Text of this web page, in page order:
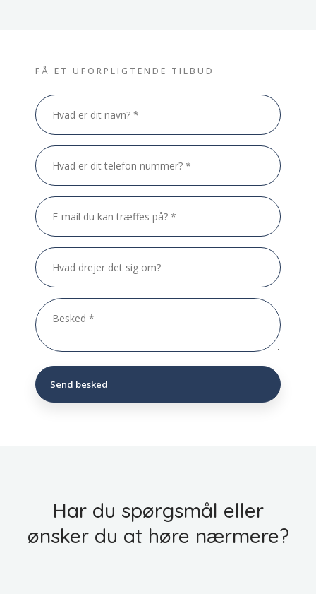
FÅ ET UFORPLIGTENDE TILBUD​
Har du spørgsmål eller
​ønsker du at høre nærmere?